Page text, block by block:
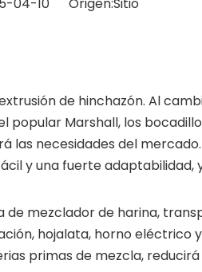
de alimentos
de hinchazón. Al
popular Marshall, los
las necesidades del
y una fuerte adaptabilidad,
de mezclador de harina,
hojalata, horno eléctrico y
primas de mezcla,